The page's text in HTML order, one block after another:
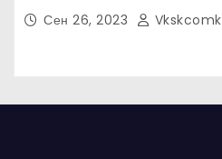
Сен 26, 2023 Vkskcomk